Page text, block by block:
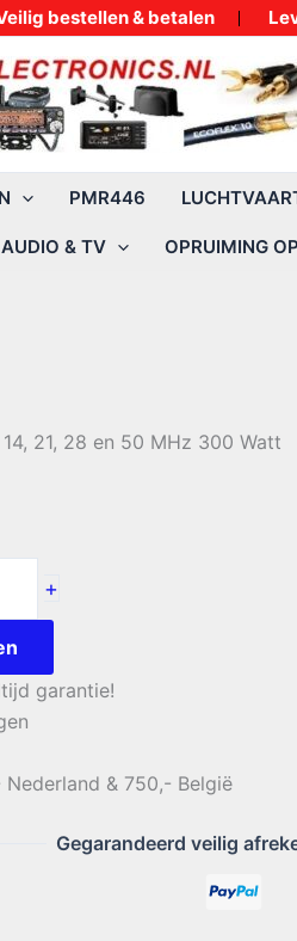
bestellen & betalen
PMR446
AUDIO & TV OPRUIMING
21, 28 en 50 MHz 300 Watt
+
garantie!
& 750,- België
Gegarandeerd veilig